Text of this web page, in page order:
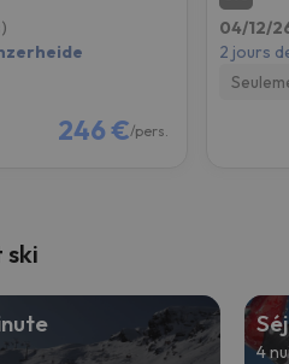
246 €/pers.
04/12/
2 jours
4